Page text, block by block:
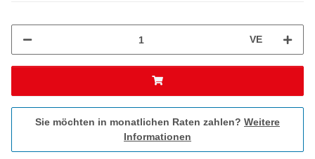
VE
Sie möchten in monatlichen Raten zahlen? Weitere
Informationen